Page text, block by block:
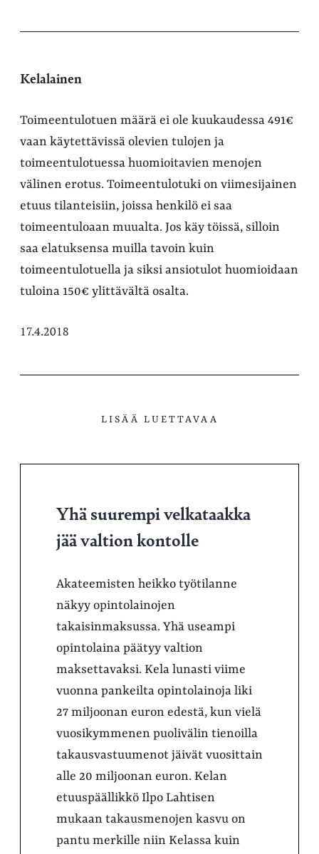
Kelalainen
Toimeentulotuen määrä ei ole kuukaudessa 491€
vaan käytettävissä olevien tulojen ja
toimeentulotuessa huomioitavien menojen
välinen erotus. Toimeentulotuki on viimesijainen
etuus tilanteisiin, joissa henkilö ei saa
toimeentuloaan muualta. Jos käy töissä, silloin
saa elatuksensa muilla tavoin kuin
toimeentulotuella ja siksi ansiotulot huomioidaan
tuloina 150€ ylittävältä osalta.
17.4.2018
LISÄÄ LUETTAVAA
Yhä suurempi velkataakka
jää valtion kontolle
Akateemisten heikko työtilanne
näkyy opintolainojen
takaisinmaksussa. Yhä useampi
opintolaina päätyy valtion
maksettavaksi. Kela lunasti viime
vuonna pankeilta opintolainoja liki
27 miljoonan euron edestä, kun vielä
vuosikymmenen puolivälin tienoilla
takausvastuumenot jäivät vuosittain
alle 20 miljoonan euron. Kelan
etuuspäällikkö Ilpo Lahtisen
mukaan takausmenojen kasvu on
pantu merkille niin Kelassa kuin